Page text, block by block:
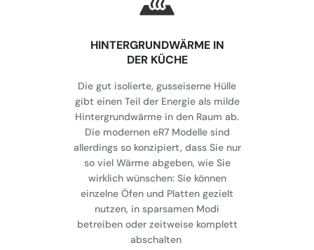
HINTERGRUNDWÄRME IN
DER KÜCHE
Die gut isolierte, gusseiserne Hülle
gibt einen Teil der Energie als milde
Hintergrundwärme in den Raum ab.
Die modernen eR7 Modelle sind
allerdings so konzipiert, dass Sie nur
so viel Wärme abgeben, wie Sie
wirklich wünschen: Sie können
einzelne Öfen und Platten gezielt
nutzen, in sparsamen Modi
betreiben oder zeitweise komplett
abschalten